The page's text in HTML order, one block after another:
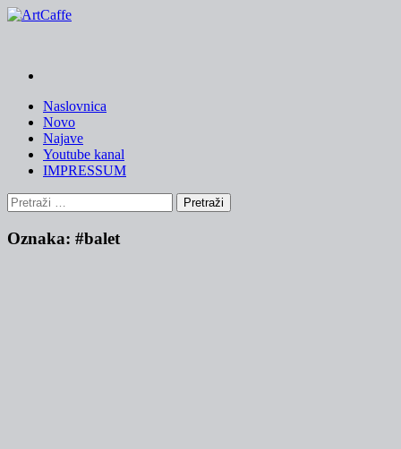
Skip
Naslovnica
Novo
Najave
Youtube kanal
IMPRESSUM
Pretraži:
Oznaka: #balet